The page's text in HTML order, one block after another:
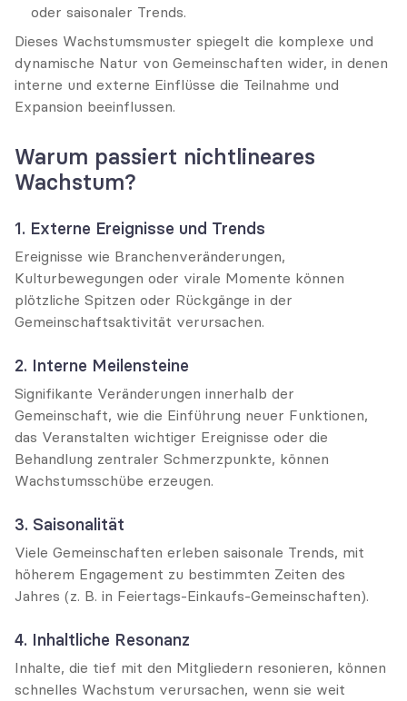
oder saisonaler Trends.
Dieses Wachstumsmuster spiegelt die komplexe und
dynamische Natur von Gemeinschaften wider, in denen
interne und externe Einflüsse die Teilnahme und
Expansion beeinflussen.
Warum passiert nichtlineares
Wachstum?
1. Externe Ereignisse und Trends
Ereignisse wie Branchenveränderungen,
Kulturbewegungen oder virale Momente können
plötzliche Spitzen oder Rückgänge in der
Gemeinschaftsaktivität verursachen.
2. Interne Meilensteine
Signifikante Veränderungen innerhalb der
Gemeinschaft, wie die Einführung neuer Funktionen,
das Veranstalten wichtiger Ereignisse oder die
Behandlung zentraler Schmerzpunkte, können
Wachstumsschübe erzeugen.
3. Saisonalität
Viele Gemeinschaften erleben saisonale Trends, mit
höherem Engagement zu bestimmten Zeiten des
Jahres (z. B. in Feiertags-Einkaufs-Gemeinschaften).
4. Inhaltliche Resonanz
Inhalte, die tief mit den Mitgliedern resonieren, können
schnelles Wachstum verursachen, wenn sie weit